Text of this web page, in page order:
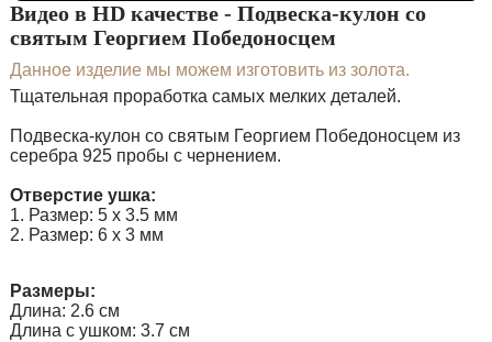
Видео в HD качестве - Подвеска-кулон со
святым Георгием Победоносцем
Данное изделие мы можем изготовить из золота.
Тщательная проработка самых мелких деталей.
Подвеска-кулон со святым Георгием Победоносцем из
серебра 925 пробы с чернением.
Отверстие ушка:
1. Размер: 5 х 3.5 мм
2. Размер: 6 х 3 мм
Размеры:
Длина: 2.6 см
Длина с ушком: 3.7 см